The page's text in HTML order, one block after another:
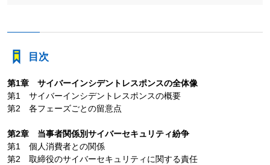
目次
第1章 サイバーインシデントレスポンスの全体像
第1 サイバーインシデントレスポンスの概要
第2 各フェーズごとの留意点
第2章 当事者関係別サイバーセキュリティ紛争
第1 個人消費者との関係
第2 取締役のサイバーセキュリティに関する責任